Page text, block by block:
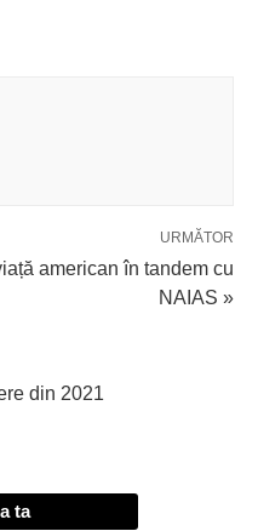
URMĂTOR
american în tandem cu
NAIAS »
din 2021
ta